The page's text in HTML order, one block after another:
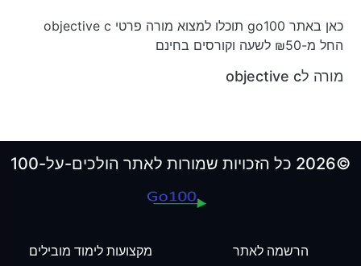
כאן באתר go100 תוכלו למצוא מורה פרטי objective c
החל מ-₪50 לשעה וקורסים בחינם
מורה לobjective c
©2026 כל הזכויות שמורות לאתר הולכים-על-100
הרשמה לאתר
מקצועות לימוד מובילים